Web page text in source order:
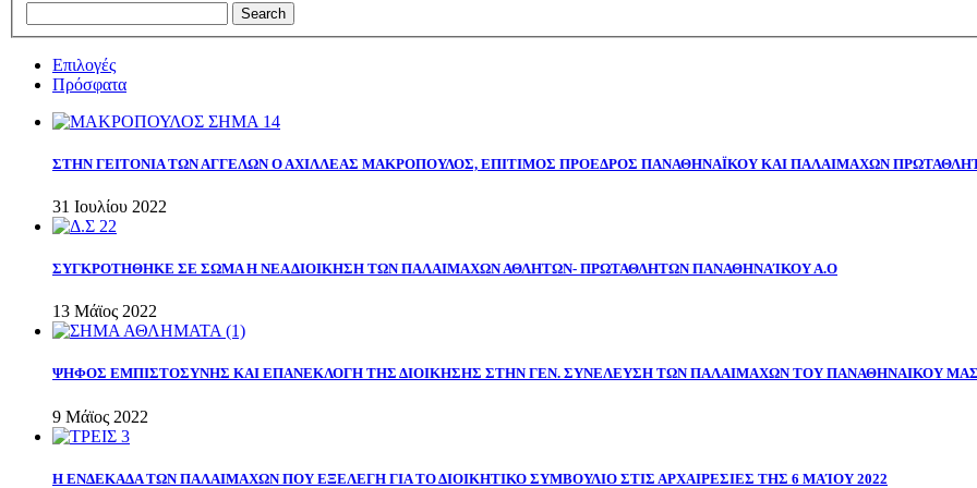
Επιλογές
Πρόσφατα
ΣΤΗΝ ΓΕΙΤΟΝΙΑ ΤΩΝ ΑΓΓΕΛΩΝ Ο ΑΧΙΛΛΕΑΣ ΜΑΚΡΟΠΟΥΛΟΣ, ΕΠΙΤΙΜΟΣ ΠΡΟΕΔΡΟΣ ΠΑΝΑΘΗΝΑΪΚΟΥ ΚΑΙ ΠΑΛΑΙΜΑΧΩΝ
31 Ιουλίου 2022
ΣΥΓΚΡΟΤΗΘΗΚΕ ΣΕ ΣΩΜΑ Η ΝΕΑ ΔΙΟΙΚΗΣΗ ΤΩΝ ΠΑΛΑΙΜΑΧΩΝ ΑΘΛΗΤΩΝ- ΠΡΩΤΑΘΛΗΤΩΝ ΠΑΝΑΘΗΝΑΊΚΟΥ Α.Ο
13 Μάϊος 2022
ΨΗΦΟΣ ΕΜΠΙΣΤΟΣΥΝΗΣ ΚΑΙ ΕΠΑΝΕΚΛΟΓΗ ΤΗΣ ΔΙΟΙΚΗΣΗΣ ΣΤΗΝ ΓΕΝ. ΣΥΝΕΛΕΥΣΗ ΤΩΝ ΠΑΛΑΙΜΑΧΩΝ ΤΟΥ ΠΑΝΑΘΗΝΑΙΚΟΥ ΜΑΣ
9 Μάϊος 2022
Η ΕΝΔΕΚΑΔΑ ΤΩΝ ΠΑΛΑΙΜΑΧΩΝ ΠΟΥ ΕΞΕΛΕΓΗ ΓΙΑ ΤΟ ΔΙΟΙΚΗΤΙΚΟ ΣΥΜΒΟΥΛΙΟ ΣΤΙΣ ΑΡΧΑΙΡΕΣΙΕΣ ΤΗΣ 6 ΜΑΊΟΥ 2022